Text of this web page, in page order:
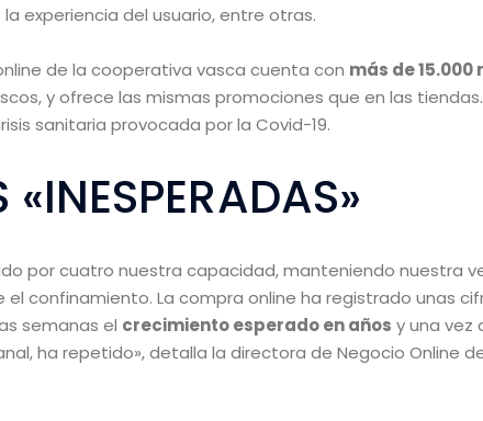
experiencia del usuario, entre otras.
de la cooperativa vasca cuenta con más de
y ofrece las mismas promociones que en las
sanitaria provocada por la Covid-19.
«INESPERADAS»
por cuatro nuestra capacidad, manteniendo nuestra
confinamiento. La compra online ha registrado unas
semanas el crecimiento esperado en años y una vez
ha repetido», detalla la directora de Negocio Online